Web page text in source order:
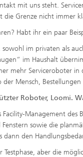
mit uns steht.
die Grenze nicht immer
Habt ihr ein paar
im privaten als
im Haushalt
mehr Serviceroboter
der Mensch,
Roboter, Loomi.
Management
sowie die
dann den
aber die